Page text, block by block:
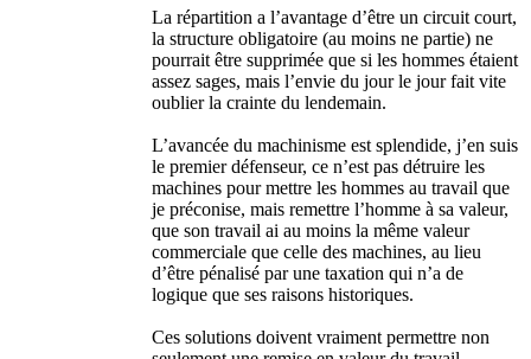
La répartition a l’avantage d’être un circuit court,
la structure obligatoire (au moins ne partie) ne
pourrait être supprimée que si les hommes étaient
assez sages, mais l’envie du jour le jour fait vite
oublier la crainte du lendemain.
L’avancée du machinisme est splendide, j’en suis
le premier défenseur, ce n’est pas détruire les
machines pour mettre les hommes au travail que
je préconise, mais remettre l’homme à sa valeur,
que son travail ai au moins la même valeur
commerciale que celle des machines, au lieu
d’être pénalisé par une taxation qui n’a de
logique que ses raisons historiques.
Ces solutions doivent vraiment permettre non